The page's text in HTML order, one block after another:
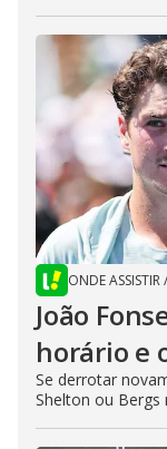
ONDE ASSISTIR/
João
horário e
Se derrotar
Shelton ou Bergs